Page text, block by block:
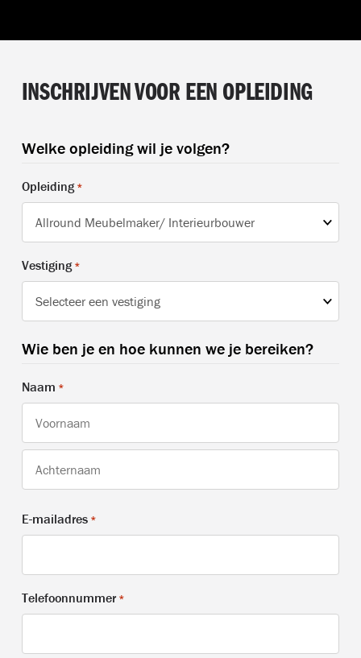
INSCHRIJVEN VOOR EEN OPLEIDING
Welke opleiding wil je volgen?
Opleiding *
Vestiging *
Wie ben je en hoe kunnen we je bereiken?
Naam *
Voornaam
E-mailadres *
Telefoonnummer *